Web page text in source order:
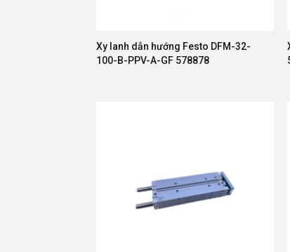
Xy lanh dẫn hướng Festo DFM-32-
100-B-PPV-A-GF 578878